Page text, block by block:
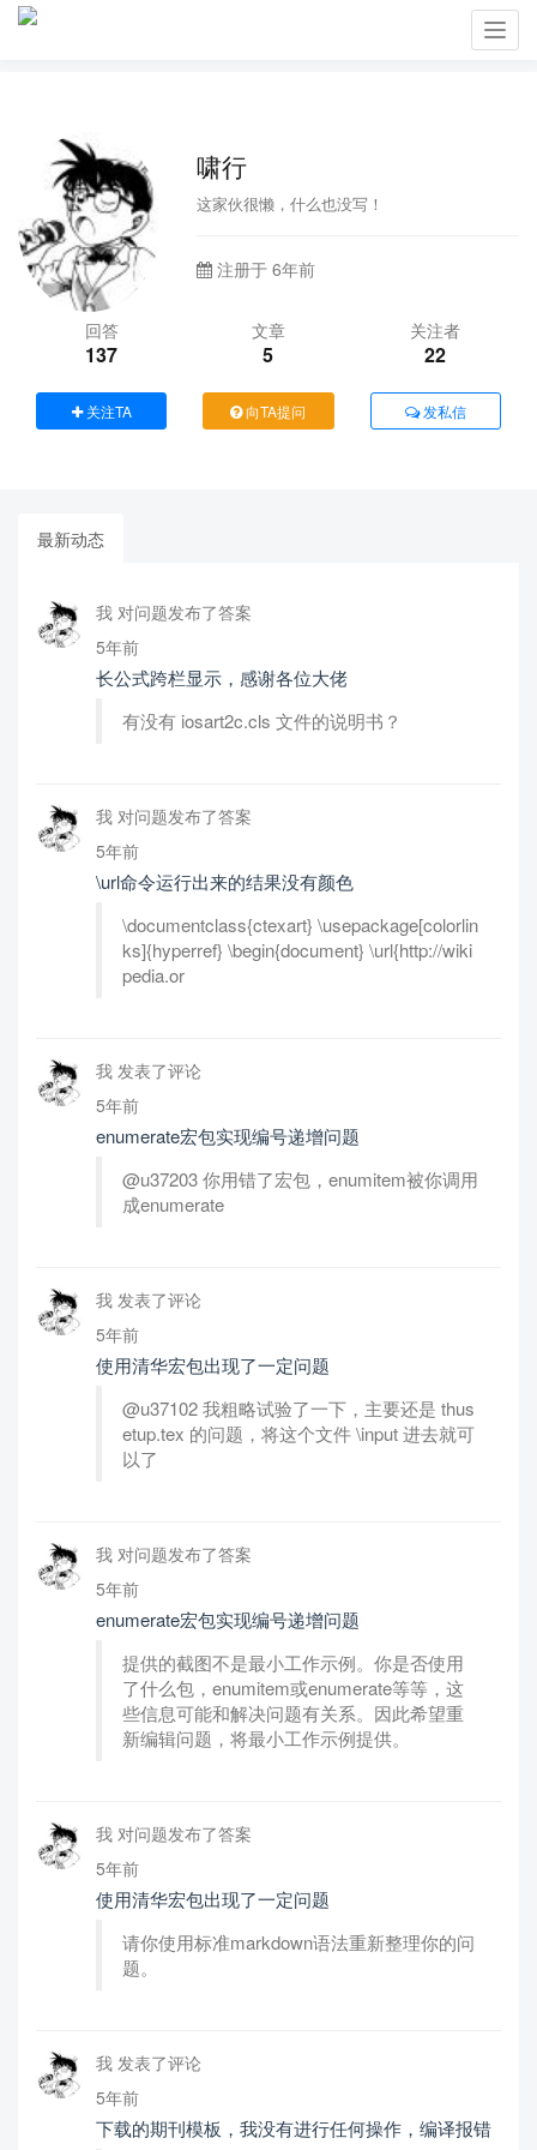
啸行
这家伙很懒，什么也没写！
注册于 6年前
回答
137
文章
5
关注者
22
关注TA 向TA提问 发私信
最新动态
我 对问题发布了答案
5年前
长公式跨栏显示，感谢各位大佬
有没有 iosart2c.cls 文件的说明书？
我 对问题发布了答案
5年前
\url命令运行出来的结果没有颜色
\documentclass{ctexart} \usepackage[colorlin
ks]{hyperref} \begin{document} \url{http://wiki
pedia.or
我 发表了评论
5年前
enumerate宏包实现编号递增问题
@u37203 你用错了宏包，enumitem被你调用
成enumerate
我 发表了评论
5年前
使用清华宏包出现了一定问题
@u37102 我粗略试验了一下，主要还是 thus
etup.tex 的问题，将这个文件 \input 进去就可
以了
我 对问题发布了答案
5年前
enumerate宏包实现编号递增问题
提供的截图不是最小工作示例。你是否使用
了什么包，enumitem或enumerate等等，这
些信息可能和解决问题有关系。因此希望重
新编辑问题，将最小工作示例提供。
我 对问题发布了答案
5年前
使用清华宏包出现了一定问题
请你使用标准markdown语法重新整理你的问
题。
我 发表了评论
5年前
下载的期刊模板，我没有进行任何操作，编译报错